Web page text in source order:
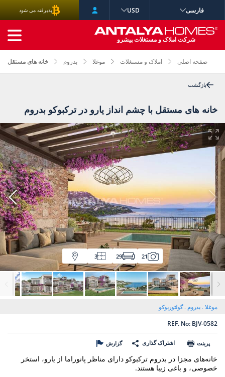
صفحه اصلی املاک و مستغلات موغلا بدروم خانه های مستقل با
بازگشت
خانه های مستقل با چشم انداز یارو در ترکبوکو بدروم
21
29
3
موغلا بدروم گولتوربوکو
REF. No: BJV-0582
پرینت اشتراک گذاری گزارش
خانه‌های مجزا در بدروم ترکبوکو دارای مناظر پانوراما از یارو، استخر
خصوصی، و باغی زیبا هستند.
فارسی USD پذیرفته می شود
شرکت املاک و مستغلات پیشرو
جستجوی پیشرفته